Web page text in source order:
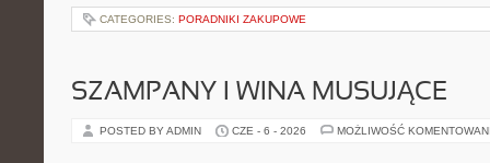
CATEGORIES: PORADNIKI ZAKUPOWE
SZAMPANY I WINA MUSUJĄCE
POSTED BY ADMIN CZE - 6 - 2026 MOŻLIWOŚĆ